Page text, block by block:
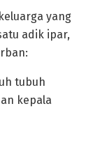
yang
adik ipar,
tubuh
kepala